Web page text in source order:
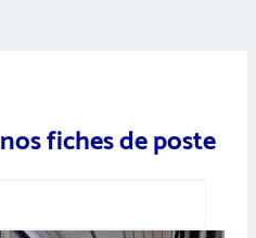
fiches de poste